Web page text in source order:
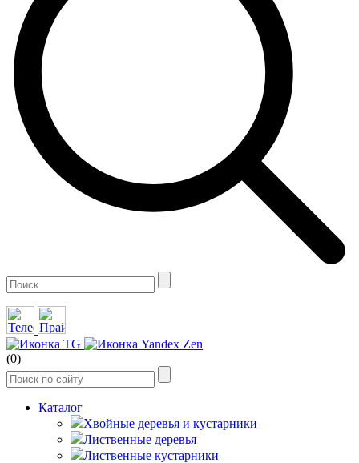
(0)
Каталог
Хвойные деревья и кустарники
Лиственные деревья
Лиственные кустарники